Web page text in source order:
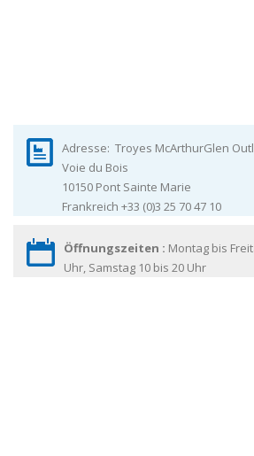
Adresse: Troyes McArthurGlen
Voie du Bois
10150 Pont Sainte Marie
Frankreich +33 (0)3 25 70 47 10
Öffnungszeiten : Montag bis
Uhr, Samstag 10 bis 20 Uhr